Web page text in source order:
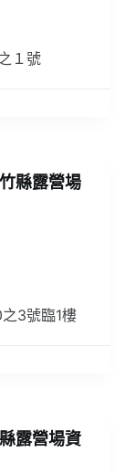
１號
縣露營場
3號臨1樓
露營場資